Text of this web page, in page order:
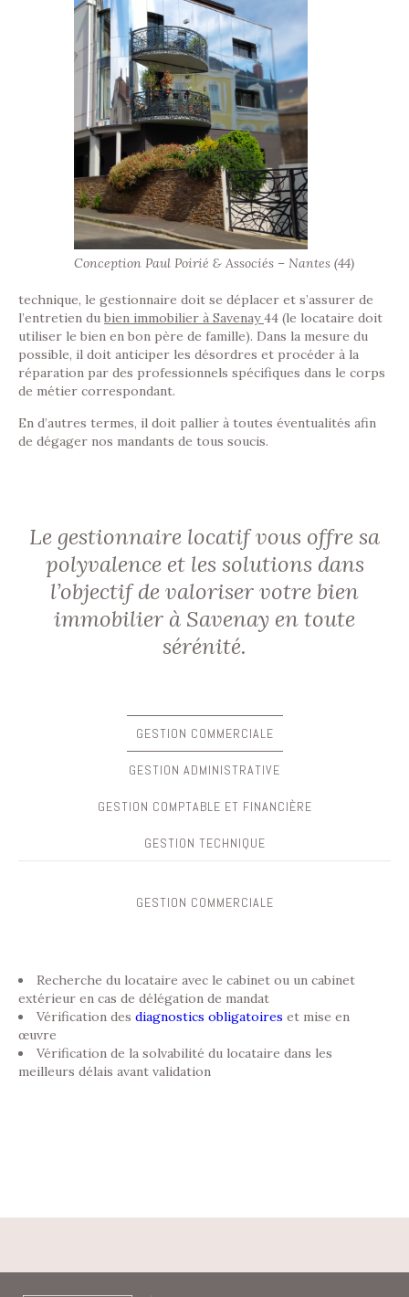
Conception Paul Poirié & Associés – Nantes (44)
technique, le gestionnaire doit se déplacer et s’assurer de
l’entretien du bien immobilier à Savenay44 (le locataire doit
utiliser le bien en bon père de famille). Dans la mesure du
possible, il doit anticiper les désordres et procéder à la
réparation par des professionnels spécifiques dans le corps
de métier correspondant.
En d’autres termes, il doit pallier à toutes éventualités afin
de dégager nos mandants de tous soucis.
Le gestionnaire locatif vous offre sa
polyvalence et les solutions dans
l’objectif de valoriser votre bien
immobilier à Savenay en toute
sérénité.
GESTION COMMERCIALE
GESTION ADMINISTRATIVE
GESTION COMPTABLE ET FINANCIÈRE
GESTION TECHNIQUE
GESTION COMMERCIALE
Recherche du locataire avec le cabinet ou un cabinet
extérieur en cas de délégation de mandat
Vérification des diagnostics obligatoires et mise en
œuvre
Vérification de la solvabilité du locataire dans les
meilleurs délais avant validation